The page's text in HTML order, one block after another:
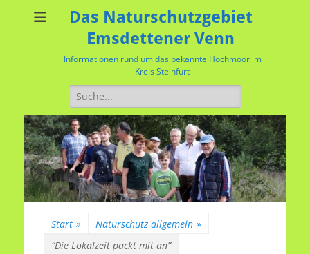
Das Naturschutzgebiet
Emsdettener Venn
Informationen rund um das bekannte Hochmoor im
Kreis Steinfurt
Suchen
nach:
Start » Naturschutz allgemein »
“Die Lokalzeit packt mit an”